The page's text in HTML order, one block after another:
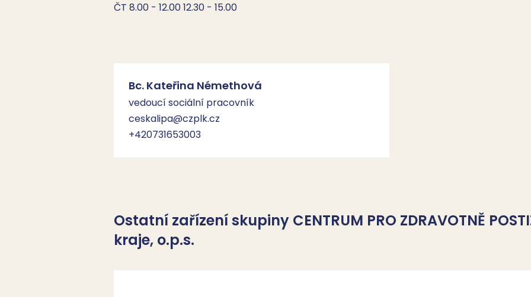
ČT 8.00 - 12.00 12.30 - 15.00
Bc. Kateřina Némethová
vedoucí sociální pracovník
ceskalipa@czplk.cz
+420731653003
Ostatní zařízení skupiny CENTRUM PRO ZDRAVOTNĚ
kraje, o.p.s.